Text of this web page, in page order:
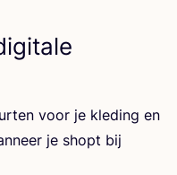
voor je kle­ding en
je shopt bij